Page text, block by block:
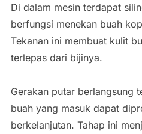
Di dalam mesin terdapat
berfungsi menekan buah
Tekanan ini membuat kulit
terlepas dari bijinya.
Gerakan putar berlangsung
buah yang masuk dapat
berkelanjutan. Tahap ini